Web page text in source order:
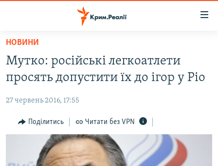
Перейти
основного
матеріалу
Перейти
до
навігації
Перейти
пошуку
ВОДА.КРИМ
ВІДЕО ТА ФОТО
ПОЛІТИКА
БЛОГИ
ІНТЕРВ'Ю
НОВИНИ
Мутко: російські легкоатлети
просять допустити їх до ігор у Ріо
27 червень 2016, 17:55
Поділитись Читати без VPN